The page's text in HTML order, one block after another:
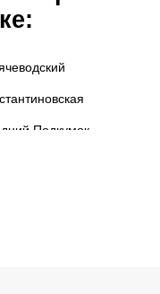
Подкумок